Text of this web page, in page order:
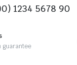
1234 5678 90
guarantee